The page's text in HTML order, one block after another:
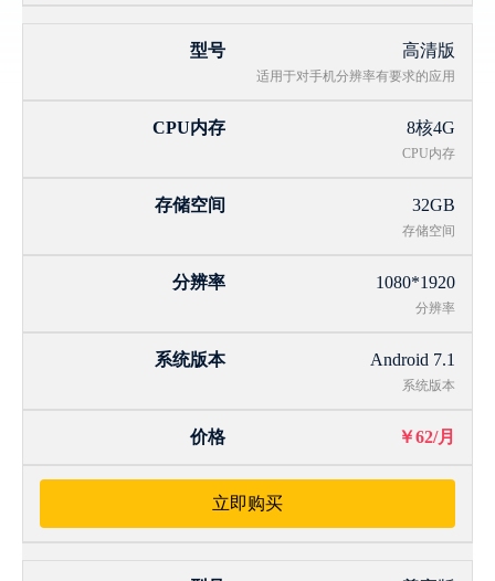
高清版
适用于对手机分辨率有要求的应用
8核4G
CPU内存
32GB
存储空间
1080*1920
分辨率
Android 7.1
系统版本
￥62/月
立即购买